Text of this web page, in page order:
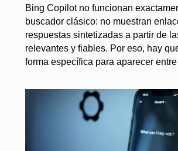
Bing Copilot no funcionan
buscador clásico: no muestran
respuestas sintetizadas a partir de
relevantes y fiables. Por eso, hay
forma específica para aparecer